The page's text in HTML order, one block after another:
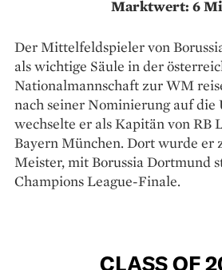
Marktwert: 6
Der Mittelfeldspieler von
als wichtige Säule in der
Nationalmannschaft zur WM
nach seiner Nominierung auf die
wechselte er als Kapitän von RB
Bayern München. Dort wurde er
Meister, mit Borussia Dortmund
Champions League-Finale.
CLASS OF